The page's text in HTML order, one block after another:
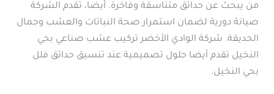
من يبحث عن حدائق متناسقة وفاخرة. أيضا، تقدم الشركة
صيانة دورية لضمان استمرار صحة النباتات والعشب وجمال
الحديقة. شركة الوادي الأخضر تركيب عشب صناعي بحي
النخيل تقدم أيضا حلول تصميمية عند تنسيق حدائق فلل
بحي النخيل.